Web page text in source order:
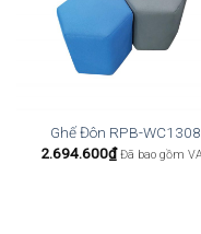
Ghế Đôn RPB-WC1308
2.694.600₫ Đã bao gồm